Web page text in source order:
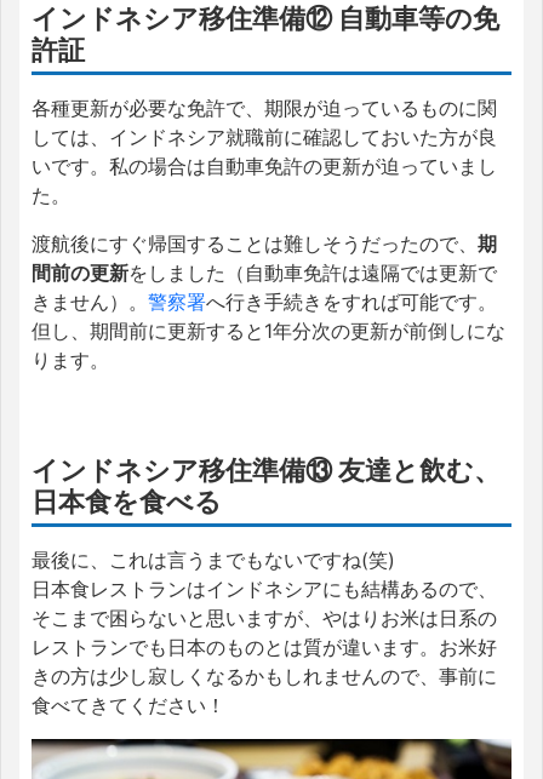
インドネシア移住準備⑫ 自動車等の免
許証
各種更新が必要な免許で、期限が迫っているものに関
しては、インドネシア就職前に確認しておいた方が良
いです。私の場合は自動車免許の更新が迫っていまし
た。
渡航後にすぐ帰国することは難しそうだったので、 期
間前の更新をしました（自動車免許は遠隔では更新で
きません）。 警察署へ行き手続きをすれば可能です。
但し、期間前に更新すると1年分次の更新が前倒しにな
ります。
インドネシア移住準備⑬ 友達と飲む、
日本食を食べる
最後に、これは言うまでもないですね(笑)
日本食レストランはインドネシアにも結構あるので、
そこまで困らないと思いますが、やはりお米は日系の
レストランでも日本のものとは質が違います。お米好
きの方は少し寂しくなるかもしれませんので、事前に
食べてきてください！